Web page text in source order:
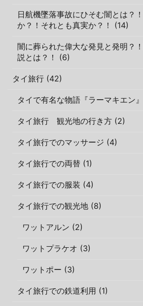
日航機墜落事故にひそむ闇とは？
か？！それとも真実か？！ (14)
闇に葬られた偉大な発見と発明？
説とは？！ (6)
タイ旅行 (42)
タイで有名な物語『ラーマキエン
タイ旅行 観光地の行き方 (2)
タイ旅行でのマッサージ (4)
タイ旅行での両替 (1)
タイ旅行での服装 (4)
タイ旅行での観光地 (8)
ワットアルン (2)
ワットプラケオ (3)
ワットポー (3)
タイ旅行での鉄道利用 (1)